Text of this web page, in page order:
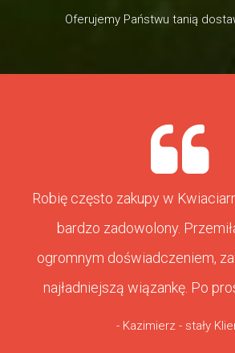
Oferujemy Państwu tanią
Robię często zakupy w
bardzo zadowolony.
ogromnym doświadczeniem,
najładniejszą wiązankę. Po
- Kazimierz - stały